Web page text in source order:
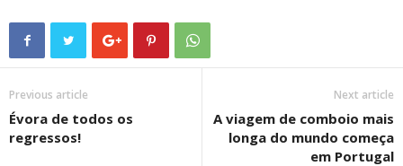
Previous article
Évora de todos os
regressos!
Next article
A viagem de comboio mais
longa do mundo começa
em Portugal